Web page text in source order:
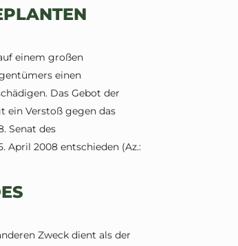
einem großen
einen
Das Gebot der
ein Verstoß gegen das
Senat des
2008 entschieden (Az.:
Zweck dient als der